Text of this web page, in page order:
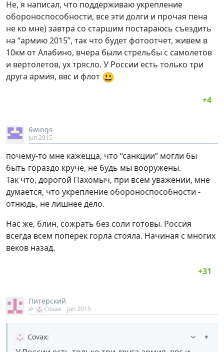
Не, я написал, что поддерживаю укрепление
обороноспособности, все эти долги и прочая пена
не ко мне) завтра со старшим постараюсь съездить
на “армию 2015”, так что будет фотоотчет, живем в
10км от Алабино, вчера были стрельбы с самолетов
и вертолетов, ух трясло. У России есть только три
друга армия, ввс и флот 😃
6wings
Jun 2015
почему-то мне кажецца, что “санкции” могли бы
быть гораздо круче, не будь мы вооружены.
Так что, дорогой Пахомыч, при всём уважении, мне
думается, что укрепление обороноспособности -
отнюдь, не лишнее дело.
Нас же, блин, сожрать без соли готовы. Россия
всегда всем поперёк горла стояла. Начиная с многих
веков назад.
Питерский
Covax Jun 2015
Covax: